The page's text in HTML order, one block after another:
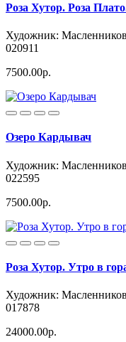
Роза Хутор. Роза
Художник:
020911
7500.00р.
Озеро Кардывач
Художник:
022595
7500.00р.
Роза Хутор. Утро в
Художник:
017878
24000.00р.